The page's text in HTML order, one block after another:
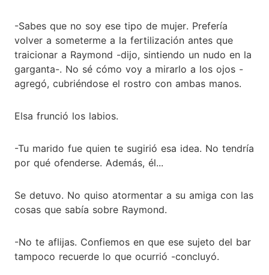
-Sabes que no soy ese tipo de mujer. Prefería
volver a someterme a la fertilización antes que
traicionar a Raymond -dijo, sintiendo un nudo en la
garganta-. No sé cómo voy a mirarlo a los ojos -
agregó, cubriéndose el rostro con ambas manos.
Elsa frunció los labios.
-Tu marido fue quien te sugirió esa idea. No tendría
por qué ofenderse. Además, él...
Se detuvo. No quiso atormentar a su amiga con las
cosas que sabía sobre Raymond.
-No te aflijas. Confiemos en que ese sujeto del bar
tampoco recuerde lo que ocurrió -concluyó.